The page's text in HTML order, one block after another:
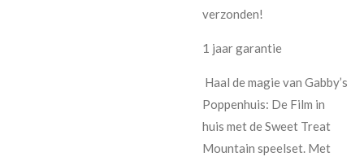
verzonden!
1 jaar garantie
Haal de magie van Gabby’s
Poppenhuis: De Film in
huis met de Sweet Treat
Mountain speelset. Met